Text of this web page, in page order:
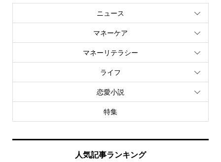
ニュース
マネーケア
マネーリテラシー
ライフ
恋愛小説
特集
人気記事ランキング